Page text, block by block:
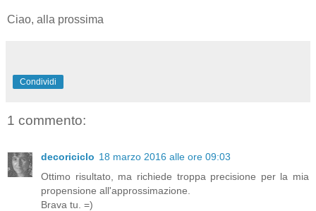
Ciao, alla prossima
Condividi
1 commento:
decoriciclo 18 marzo 2016 alle ore 09:03
Ottimo risultato, ma richiede troppa precisione per la mia
propensione all'approssimazione.
Brava tu. =)